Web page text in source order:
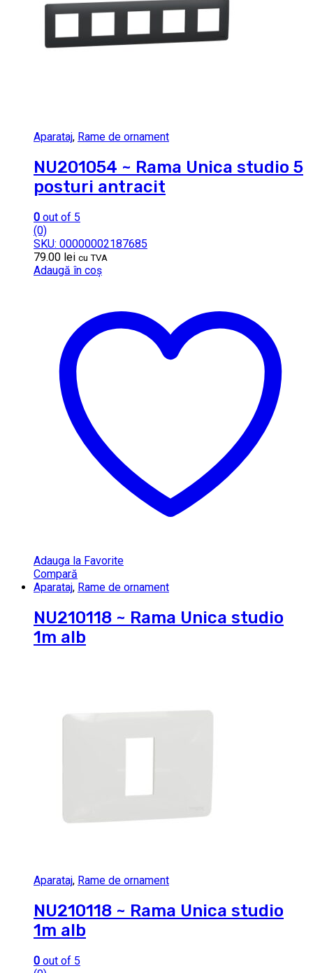
Aparataj, Rame de ornament
NU201054 ~ Rama Unica studio 5
posturi antracit
0 out of 5
(0)
SKU: 00000002187685
79.00 lei cu TVA
Adaugă în coș
Adauga la Favorite
Compară
Aparataj, Rame de ornament
NU210118 ~ Rama Unica studio
1m alb
Aparataj, Rame de ornament
NU210118 ~ Rama Unica studio
1m alb
0 out of 5